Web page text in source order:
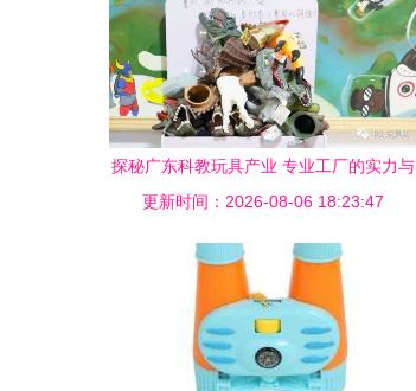
探秘广东科教玩具产业 专业工厂的实力与
选择指南
更新时间：2026-08-06 18:23:47